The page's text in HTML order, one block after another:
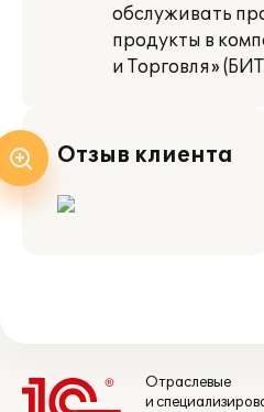
обслуживать
продукты в
и Торговля»
Отзыв клиента
Отраслевые
и